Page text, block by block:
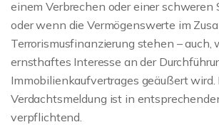
einem Verbrechen oder einer
oder wenn die Vermögenswerte im
Terrorismusfinanzierung stehen – auch,
ernsthaftes Interesse an der
Immobilienkaufvertrages geäußert
Verdachtsmeldung ist in
verpflichtend.